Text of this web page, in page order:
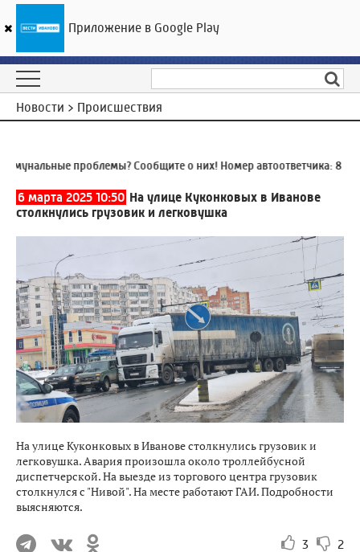
ГТРК «Ивтелерадио»
Новости > Происшествия
проблемы? Сообщите о них! Номер автоответчика:8
6 марта 2025 10:50 На улице Куконковых в Иванове
столкнулись грузовик и легковушка
На улице Куконковых в Иванове столкнулись грузовик и
легковушка. Авария произошла около троллейбусной
диспетчерской. На выезде из торгового центра грузовик
столкнулся с "Нивой". На месте работают ГАИ. Подробности
выясняются.
3 2
Приложение в Google Play